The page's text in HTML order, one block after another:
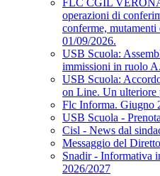
FLC CGIL
operazioni di
conferme,
01/09/2026.
USB Scuola:
immissioni in ruolo
USB Scuola:
on Line. Un ulteriore
Flc Informa. Giugno
USB Scuola -
Cisl - News dal
Messaggio del
Snadir - Informativa
2026/2027